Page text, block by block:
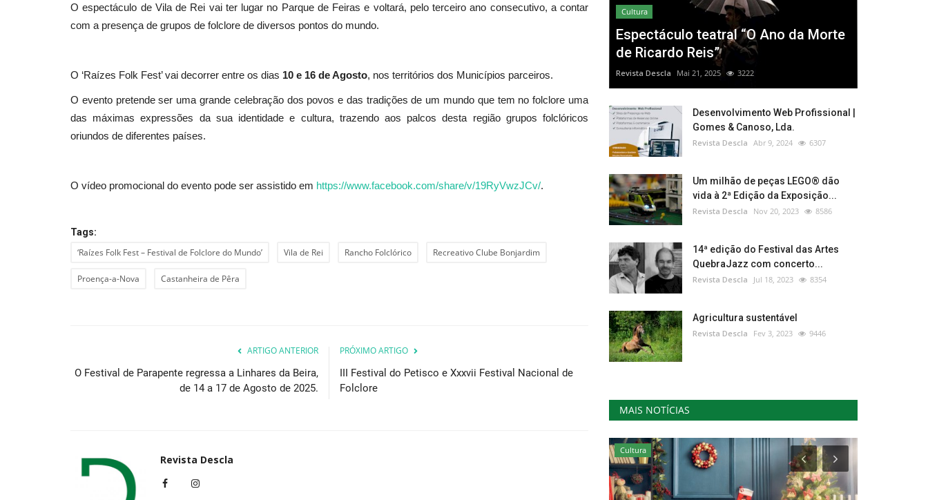
O espectáculo de Vila de Rei vai ter lugar no Parque de Feiras e voltará, pelo terceiro ano consecutivo, a contar
com a presença de grupos de folclore de diversos pontos do mundo.
O ‘Raízes Folk Fest’ vai decorrer entre os dias 10 e 16 de Agosto, nos territórios dos Municípios parceiros.
O evento pretende ser uma grande celebração dos povos e das tradições de um mundo que tem no folclore uma
das máximas expressões da sua identidade e cultura, trazendo aos palcos desta região grupos folclóricos
oriundos de diferentes países.
O vídeo promocional do evento pode ser assistido em https://www.facebook.com/share/v/19RyVwzJCv/.
Tags:
‘Raízes Folk Fest – Festival de Folclore do Mundo’ Vila de Rei Rancho Folclórico Recreativo Clube Bonjardim
Proença-a-Nova Castanheira de Pêra
ARTIGO ANTERIOR
O Festival de Parapente regressa a Linhares da Beira,
de 14 a 17 de Agosto de 2025.
PRÓXIMO ARTIGO
III Festival do Petisco e Xxxvii Festival Nacional de
Folclore
Revista Descla
Cultura
Espectáculo teatral “O Ano da Morte
de Ricardo Reis”
Revista Descla Mai 21, 2025 3222
Desenvolvimento Web Profissional |
Gomes & Canoso, Lda.
Revista Descla Abr 9, 2024 6307
Um milhão de peças LEGO® dão
vida à 2ª Edição da Exposição...
Revista Descla Nov 20, 2023 8586
14ª edição do Festival das Artes
QuebraJazz com concerto...
Revista Descla Jul 18, 2023 8354
Agricultura sustentável
Revista Descla Fev 3, 2023 9446
MAIS NOTÍCIAS
Cultura